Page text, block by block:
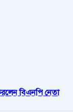
বিএনপি নেতা